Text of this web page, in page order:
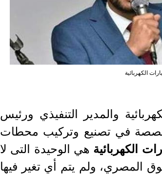
الكهربائية
والمدير التنفيذي ورئيس
في تصنيع وتركيب محطات
الكهربائية هي الوحيدة التى لا
المصري، ولم يتم أي تغير فيها